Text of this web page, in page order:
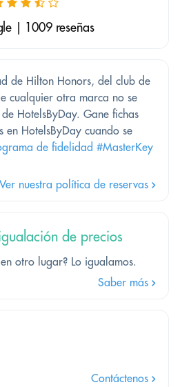
| 1009 reseñas
de Hilton Honors, del club de
cualquier otra marca no se
HotelsByDay. Gane fichas
en HotelsByDay cuando se
de fidelidad #MasterKey
Ver nuestra política de reservas
de precios
otro lugar? Lo igualamos.
Saber más
Contáctenos